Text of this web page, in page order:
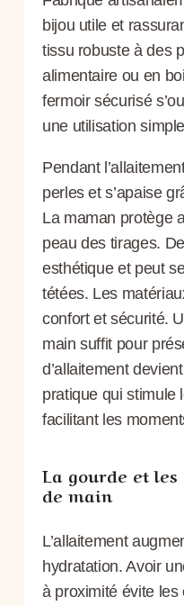
bijou utile et
tissu robuste à des
alimentaire ou en
fermoir sécurisé
une utilisation
Pendant
perles et s’apaise
La maman protège
peau des tirages.
esthétique et peut
tétées. Les
confort et sécurité.
main suffit pour
d’allaitement
pratique qui stimule
facilitant les
La gourde et
de main
L’allaitement
hydratation. Avoir
à proximité évite les